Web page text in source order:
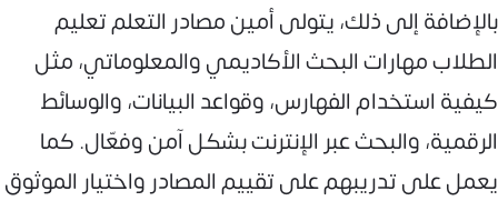
بالإضافة إلى ذلك، يتولى أمين مصادر التعلم تعليم
الطلاب مهارات البحث الأكاديمي والمعلوماتي، مثل
كيفية استخدام الفهارس، وقواعد البيانات، والوسائط
الرقمية، والبحث عبر الإنترنت بشكل آمن وفعّال. كما
يعمل على تدريبهم على تقييم المصادر واختيار الموثوق